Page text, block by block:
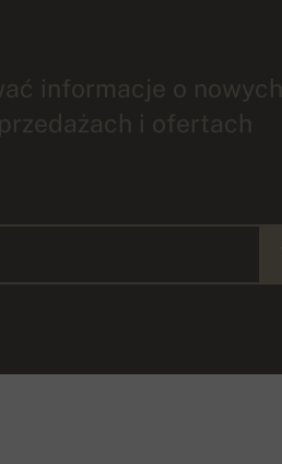
informacje o nowych
i ofertach